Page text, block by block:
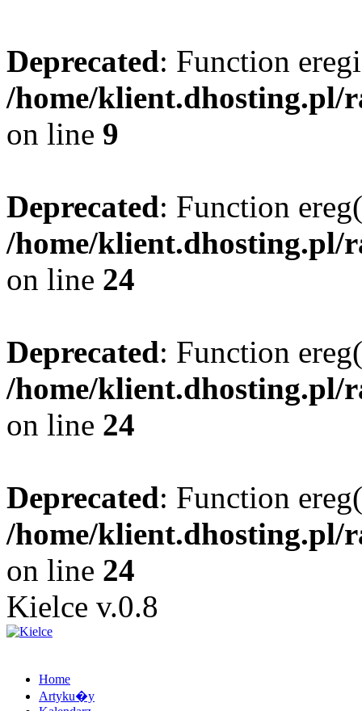
Deprecated: Function
/home/klient.dhosting.pl/
on line 9
Deprecated: Function
/home/klient.dhosting.pl/
on line 24
Deprecated: Function
/home/klient.dhosting.pl/
on line 24
Deprecated: Function
/home/klient.dhosting.pl/
on line 24
Kielce v.0.8
Home
Artyku�y